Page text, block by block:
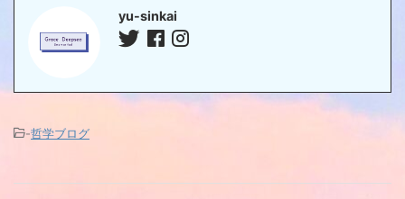
yu-sinkai
-哲学ブログ